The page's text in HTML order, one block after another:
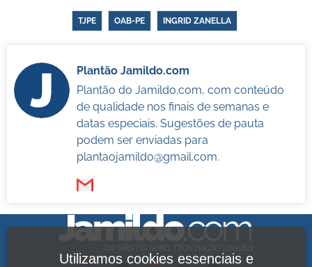
TJPE OAB-PE INGRID ZANELLA
Plantão Jamildo.com
Plantão do Jamildo.com, com conteúdo
de qualidade nos finais de semanas e
datas especiais. Sugestões de pauta
podem ser enviadas para
plantaojamildo@gmail.com.
Utilizamos cookies essenciais e